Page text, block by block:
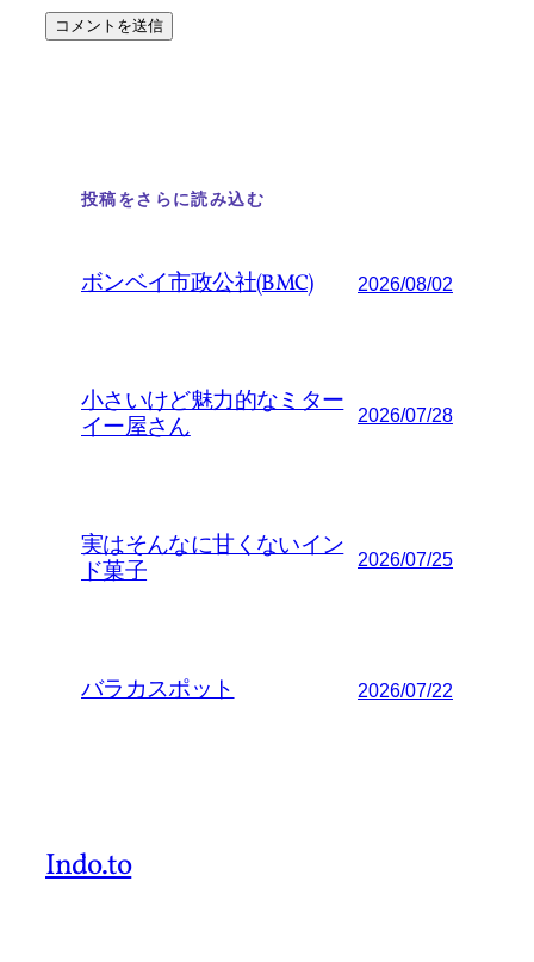
投稿をさらに読み込む
ボンベイ市政公社(BMC) 2026/08/02
小さいけど魅力的なミター
イー屋さん
2026/07/28
実はそんなに甘くないイン
ド菓子
2026/07/25
バラカスポット 2026/07/22
Indo.to